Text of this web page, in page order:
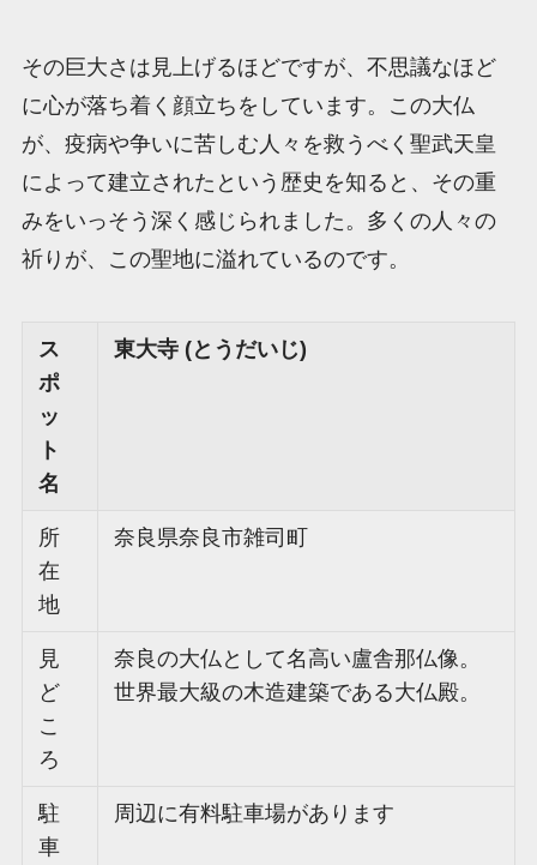
その巨大さは見上げるほどですが、不思議なほど
に心が落ち着く顔立ちをしています。この大仏
が、疫病や争いに苦しむ人々を救うべく聖武天皇
によって建立されたという歴史を知ると、その重
みをいっそう深く感じられました。多くの人々の
祈りが、この聖地に溢れているのです。
ス
ポ
ッ
ト
名
東大寺 (とうだいじ)
所
在
地
奈良県奈良市雑司町
見
ど
こ
ろ
奈良の大仏として名高い盧舎那仏像。
世界最大級の木造建築である大仏殿。
駐
車
周辺に有料駐車場があります